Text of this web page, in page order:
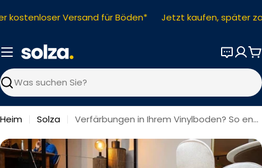
Inhalt
kostenloser Versand für Böden* Jetzt kaufen, später
Suchen
Heim Solza Verfärbungen in Ihrem Vinylboden? So entfernen Sie es!